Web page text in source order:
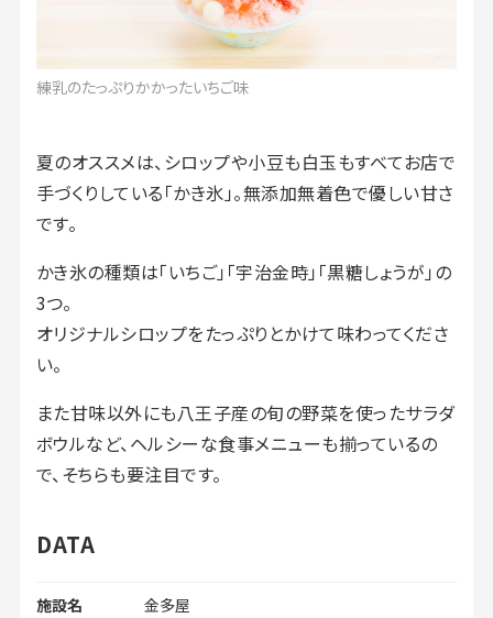
練乳のたっぷりかかったいちご味
夏のオススメは、シロップや小豆も白玉もすべてお店で
手づくりしている「かき氷」。無添加無着色で優しい甘さ
です。
かき氷の種類は「いちご」「宇治金時」「黒糖しょうが」の
3つ。
オリジナルシロップをたっぷりとかけて味わってくださ
い。
また甘味以外にも八王子産の旬の野菜を使ったサラダ
ボウルなど、ヘルシーな食事メニューも揃っているの
で、そちらも要注目です。
DATA
施設名 金多屋